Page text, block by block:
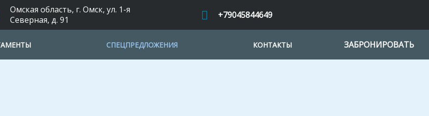
Омская область, г. Омск, ул. 1-я
Северная, д. 91
+79045844649
СПЕЦПРЕДЛОЖЕНИЯ КОНТАКТЫ ЗАБРОНИРОВАТЬ